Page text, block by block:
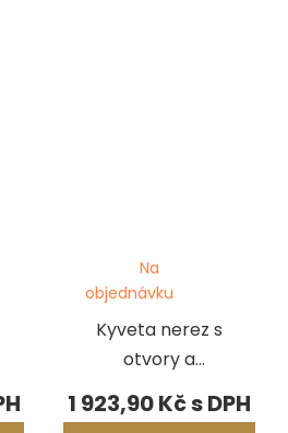
Kyveta nerez s
otvory a
prstencem,
pr.80 mm, výška
Na
objednávku
1 923,90 Kč